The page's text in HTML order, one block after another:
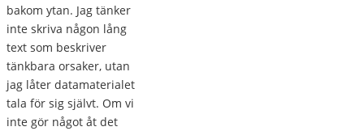
bakom ytan. Jag tänker
inte skriva någon lång
text som beskriver
tänkbara orsaker, utan
jag låter datamaterialet
tala för sig självt. Om vi
inte gör något åt det